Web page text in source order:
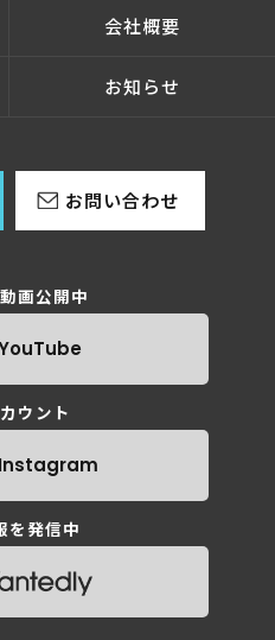
会社概要
お知らせ
お問い合わせ
画公開中
ウント
Instagram
を発信中